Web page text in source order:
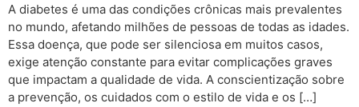
A diabetes é uma das condições crônicas mais prevalentes
no mundo, afetando milhões de pessoas de todas as idades.
Essa doença, que pode ser silenciosa em muitos casos,
exige atenção constante para evitar complicações graves
que impactam a qualidade de vida. A conscientização sobre
a prevenção, os cuidados com o estilo de vida e os […]